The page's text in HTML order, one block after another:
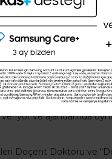
bir toplantı ya
ya da randevu gibi,
meşgul olduğumu
bazı zamanlarda
veriyor ve ajandamda
Doçent Doktoru ve